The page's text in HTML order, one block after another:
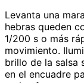
Levanta una
hebras queden
1/200 s o más
movimiento.
brillo de la salsa
en el encuadre